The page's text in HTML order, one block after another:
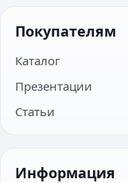
Покупателям
Каталог
Презентации
Статьи
Информация